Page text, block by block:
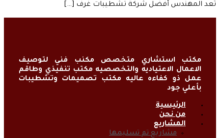
تُعد المهندس أفضل شركة تشطيبات غرف […]
مكتب استشاري متخصص مكنب فني لتوصيف
الاعمال الاعتياديه والتخصصيه مكتب تنفيذي وطاقم
عمل ذو كفاءه عاليه مكتب تصميمات وتشطيبات
بأعلي جود
الرئيسية
من نحن
المشاريع
مشاريع تم تسليمها